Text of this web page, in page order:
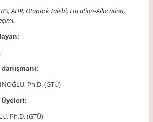
AHP, Otopark Talebi, Location-Allocation,
Ph.D. (GTÜ)
Üyeleri:
Ph.D. (GTÜ)